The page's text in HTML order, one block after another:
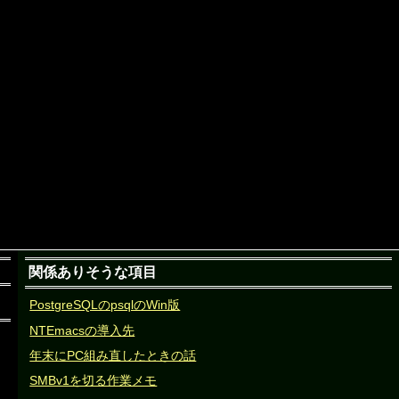
関係ありそうな項目
PostgreSQLのpsqlのWin版
NTEmacsの導入先
年末にPC組み直したときの話
SMBv1を切る作業メモ